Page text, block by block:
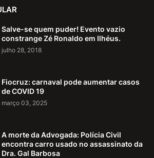
Salve-se quem puder! Evento vazio
constrange Zé Ronaldo em Ilhéus.
julho 28, 2018
Fiocruz: carnaval pode aumentar casos
de COVID 19
março 03, 2025
A morte da Advogada: Polícia Civil
encontra carro usado no assassinato da
Dra. Gal Barbosa